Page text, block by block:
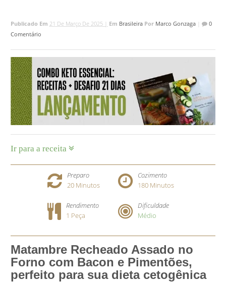
Publicado Em 21 De Março De 2025 | Em Brasileira Por Marco Gonzaga |
0
Comentário
Ir para a receita
Preparo
20 Minutos
Cozimento
180 Minutos
Rendimento
1 Peça
Dificuldade
Médio
Matambre Recheado Assado no
Forno com Bacon e Pimentões,
perfeito para sua dieta cetogênica